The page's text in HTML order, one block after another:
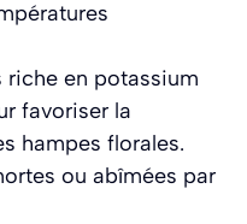
en potassium
favoriser la
hampes florales.
ou abîmées par